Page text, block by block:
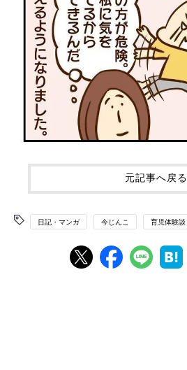
元記事へ戻る
日記・マンガ 今じんこ 育児体験談